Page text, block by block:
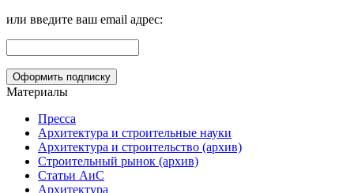
или введите ваш email адрес:
Материалы
Пресса
Архитектура и строительные науки
Архитектура и строительство (архив)
Строительный рынок (архив)
Статьи АиС
Архитектура